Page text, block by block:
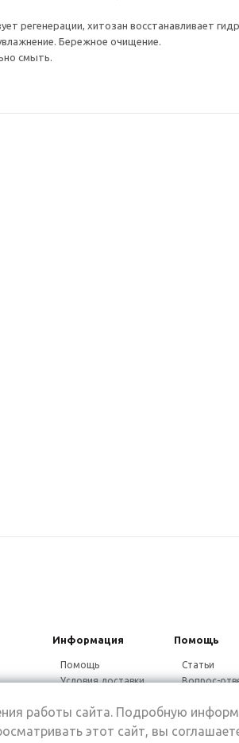
регенерации, хитозан восстанавливает
Бережное очищение.
смыть.
Информация Помощь
Помощь
Условия доставки
Дисконтная
программа
Статьи
Вопрос-
работы сайта. Подробную
этот сайт, вы